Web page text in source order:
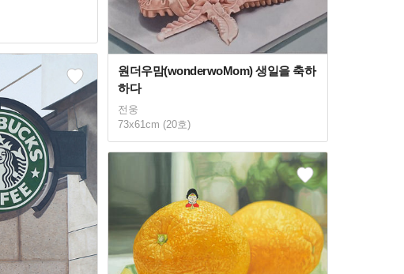
원더우맘(wonderwoMom) 생일을 축하
하다
전웅
73x61cm (20호)